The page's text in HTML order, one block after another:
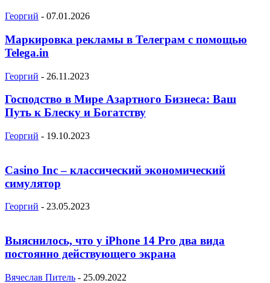
Георгий - 07.01.2026
Маркировка рекламы в Телеграм с помощью
Telega.in
Георгий - 26.11.2023
Господство в Мире Азартного Бизнеса: Ваш
Путь к Блеску и Богатству
Георгий - 19.10.2023
Casino Inc – классический экономический
симулятор
Георгий - 23.05.2023
Выяснилось, что у iPhone 14 Pro два вида
постоянно действующего экрана
Вячеслав Питель - 25.09.2022